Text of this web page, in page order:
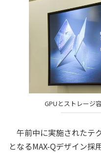
GPUとストレージ
午前中に実施されたテ
となるMAX-Qデザイン採